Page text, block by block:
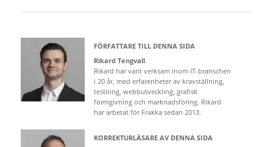
FÖRFATTARE TILL DENNA SIDA
Rikard Tengvall
Rikard har varit verksam inom IT-branschen
i 20 år, med erfarenheter av kravställning,
testning, webbutveckling, grafisk
formgivning och marknadsföring. Rikard
har arbetat för Frakka sedan 2013.
KORREKTURLÄSARE AV DENNA SIDA